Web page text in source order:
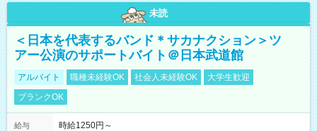
未読
＜日本を代表するバンド＊サカナクション＞ツ
アー公演のサポートバイト＠日本武道館
アルバイト 職種未経験OK 社会人未経験OK
大学生歓迎
ブランクOK
給与
時給1250円～